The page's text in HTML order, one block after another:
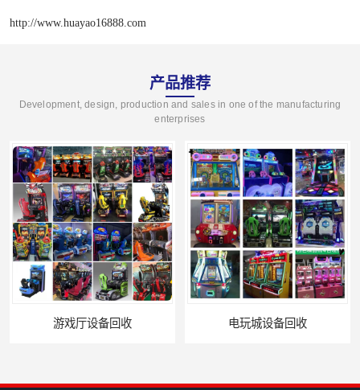
http://www.huayao16888.com
产品推荐
Development, design, production and sales in one of the manufacturing
enterprises
游戏厅设备回收 电玩城设备回收